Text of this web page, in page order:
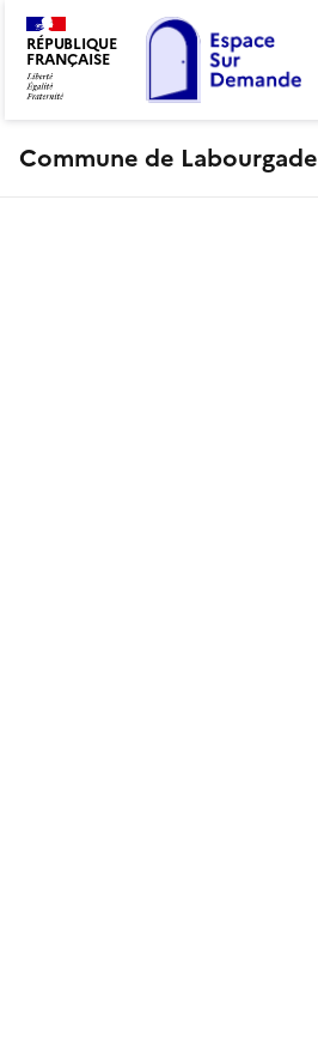
RÉPUBLIQUE
FRANÇAISE
Commune de Labourgade